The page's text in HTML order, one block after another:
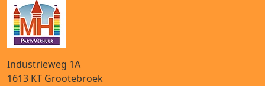
Industrieweg 1A
1613 KT Grootebroek